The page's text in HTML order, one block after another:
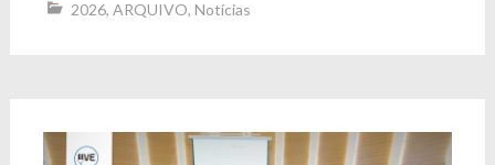
2026, ARQUIVO, Notícias